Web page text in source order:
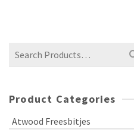
Product Categories
Atwood Freesbitjes